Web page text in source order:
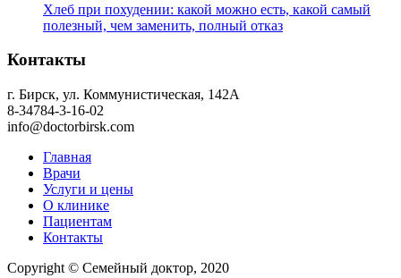
Хлеб при похудении: какой можно есть, какой самый
полезный, чем заменить, полный отказ
Контакты
г. Бирск, ул. Коммунистическая, 142А
8-34784-3-16-02
info@doctorbirsk.com
Главная
Врачи
Услуги и цены
О клинике
Пациентам
Контакты
Copyright © Семейный доктор, 2020